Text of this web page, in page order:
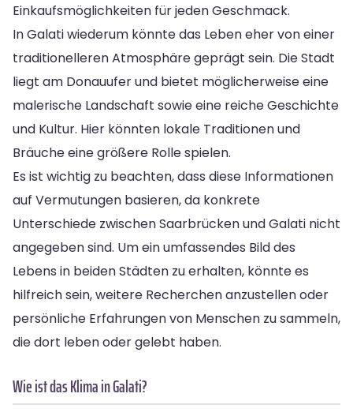
Einkaufsmöglichkeiten für jeden Geschmack.
In Galati wiederum könnte das Leben eher von einer
traditionelleren Atmosphäre geprägt sein. Die Stadt
liegt am Donauufer und bietet möglicherweise eine
malerische Landschaft sowie eine reiche Geschichte
und Kultur. Hier könnten lokale Traditionen und
Bräuche eine größere Rolle spielen.
Es ist wichtig zu beachten, dass diese Informationen
auf Vermutungen basieren, da konkrete
Unterschiede zwischen Saarbrücken und Galati nicht
angegeben sind. Um ein umfassendes Bild des
Lebens in beiden Städten zu erhalten, könnte es
hilfreich sein, weitere Recherchen anzustellen oder
persönliche Erfahrungen von Menschen zu sammeln,
die dort leben oder gelebt haben.
Wie ist das Klima in Galati?